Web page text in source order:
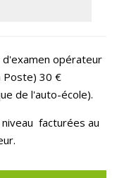
d'examen opérateur
Poste) 30 €
de l'auto-école).
facturées au